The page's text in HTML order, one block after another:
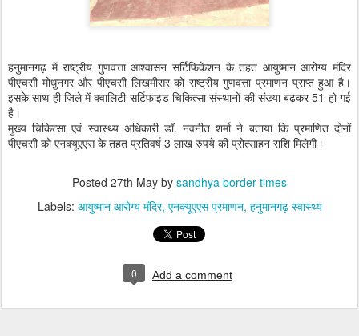
हनुमानगढ़ में राष्ट्रीय गुणवत्ता आश्वासन सर्टिफिकेशन के तहत आयुष्मान आरोग्य मंदिर
पीएचसी मोधुनगर और पीएचसी लिखमीसर को राष्ट्रीय गुणवत्ता प्रमाणन प्राप्त हुआ है।
इसके साथ ही जिले में क्वालिटी सर्टिफाइड चिकित्सा संस्थानों की संख्या बढ़कर 51 हो गई
है।
मुख्य चिकित्सा एवं स्वास्थ्य अधिकारी डॉ. नवनीत शर्मा ने बताया कि प्रमाणित दोनों
पीएचसी को एनक्यूएएस के तहत प्रतिवर्ष 3 लाख रुपये की प्रोत्साहन राशि मिलेगी।
Posted 27th May by sandhya border times
Labels: आयुष्मान आरोग्य मंदिर एनक्यूएएस प्रमाणन हनुमानगढ़ स्वास्थ्य
0 Add a comment